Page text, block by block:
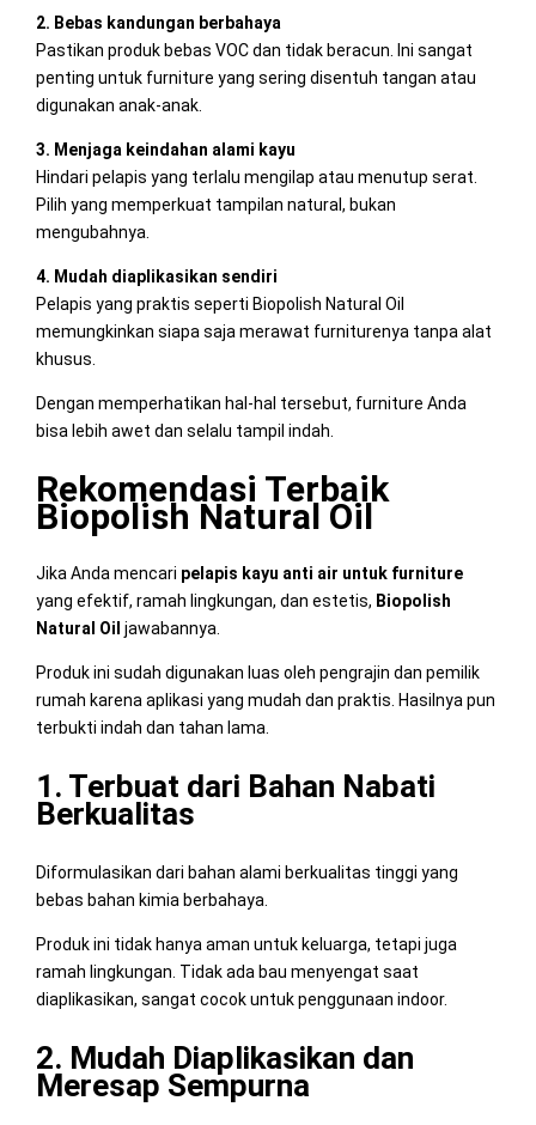
2. Bebas kandungan berbahaya
Pastikan produk bebas VOC dan tidak beracun. Ini sangat
penting untuk furniture yang sering disentuh tangan atau
digunakan anak-anak.
3. Menjaga keindahan alami kayu
Hindari pelapis yang terlalu mengilap atau menutup serat.
Pilih yang memperkuat tampilan natural, bukan
mengubahnya.
4. Mudah diaplikasikan sendiri
Pelapis yang praktis seperti Biopolish Natural Oil
memungkinkan siapa saja merawat furniturenya tanpa alat
khusus.
Dengan memperhatikan hal-hal tersebut, furniture Anda
bisa lebih awet dan selalu tampil indah.
Rekomendasi Terbaik
Biopolish Natural Oil
Jika Anda mencari pelapis kayu anti air untuk furniture
yang efektif, ramah lingkungan, dan estetis, Biopolish
Natural Oil jawabannya.
Produk ini sudah digunakan luas oleh pengrajin dan pemilik
rumah karena aplikasi yang mudah dan praktis. Hasilnya pun
terbukti indah dan tahan lama.
1. Terbuat dari Bahan Nabati
Berkualitas
Diformulasikan dari bahan alami berkualitas tinggi yang
bebas bahan kimia berbahaya.
Produk ini tidak hanya aman untuk keluarga, tetapi juga
ramah lingkungan. Tidak ada bau menyengat saat
diaplikasikan, sangat cocok untuk penggunaan indoor.
2. Mudah Diaplikasikan dan
Meresap Sempurna